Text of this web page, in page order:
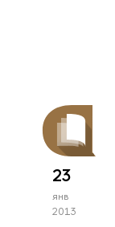
23
янв
2013